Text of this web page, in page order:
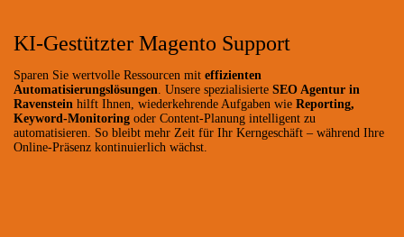
KI-Gestützter Magento Support
Sparen Sie wertvolle Ressourcen mit effizienten
Automatisierungslösungen . Unsere spezialisierte SEO Agentur in
Ravenstein hilft Ihnen, wiederkehrende Aufgaben wie Reporting,
Keyword-Monitoring oder Content-Planung intelligent zu
automatisieren. So bleibt mehr Zeit für Ihr Kerngeschäft – während Ihre
Online-Präsenz kontinuierlich wächst.